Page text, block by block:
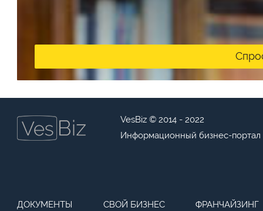
VesBiz © 2014 - 2022
Информационный бизнес-портал
ДОКУМЕНТЫ СВОЙ БИЗНЕС ФРАНЧАЙЗИНГ